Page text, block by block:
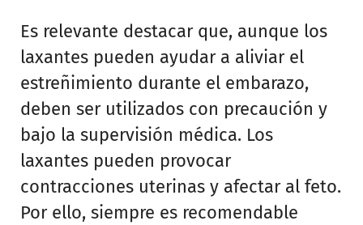
Es relevante destacar que, aunque los
laxantes pueden ayudar a aliviar el
estreñimiento durante el embarazo,
deben ser utilizados con precaución y
bajo la supervisión médica. Los
laxantes pueden provocar
contracciones uterinas y afectar al feto.
Por ello, siempre es recomendable